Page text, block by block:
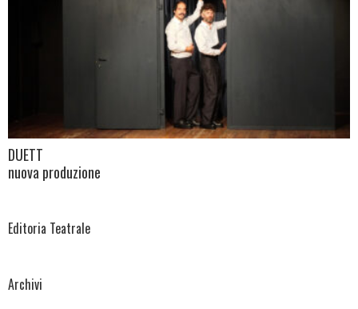
DUETT
nuova produzione
Editoria Teatrale
Archivi